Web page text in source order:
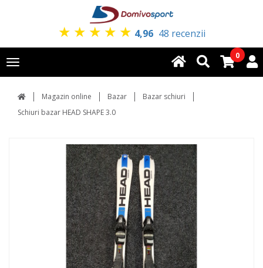
★ ★ ★ ★ ★ 4,96 48 recenzii
Toggle
navigation
0
Magazin online Bazar
Bazar schiuri
Schiuri bazar HEAD SHAPE 3.0